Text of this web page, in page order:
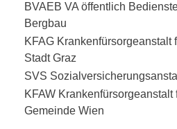
BVAEB VA öffentlich
Bergbau
KFAG Krankenfürsorgeanstalt
Stadt Graz
SVS
KFAW
Gemeinde Wien